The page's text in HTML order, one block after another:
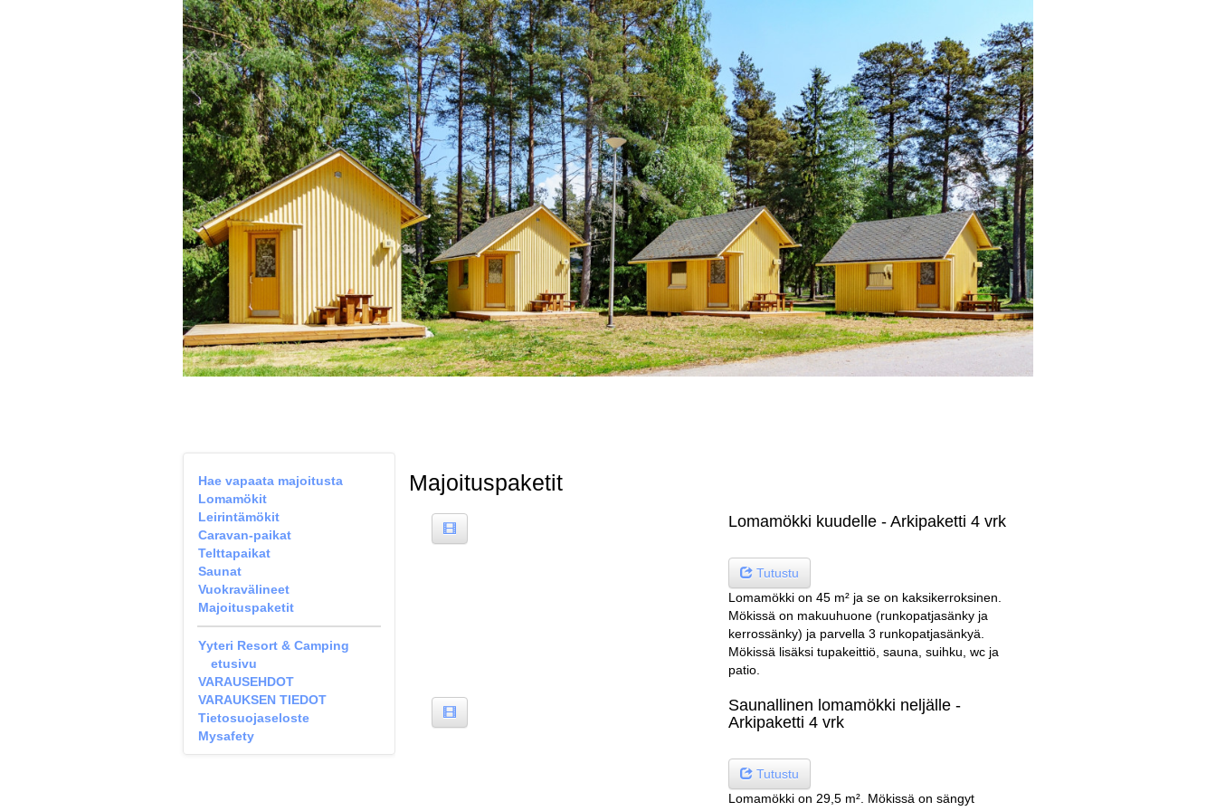
Hae vapaata majoitusta
Lomamökit
Leirintämökit
Caravan-paikat
Telttapaikat
Saunat
Vuokravälineet
Majoituspaketit
Yyteri Resort & Camping
etusivu
VARAUSEHDOT
VARAUKSEN TIEDOT
Tietosuojaseloste
Mysafety
Majoituspaketit
Lomamökki kuudelle - Arkipaketti 4 vrk
Tutustu
Lomamökki on 45 m² ja se on kaksikerroksinen.
Mökissä on makuuhuone (runkopatjasänky ja
kerrossänky) ja parvella 3 runkopatjasänkyä.
Mökissä lisäksi tupakeittiö, sauna, suihku, wc ja
patio.
Saunallinen lomamökki neljälle -
Arkipaketti 4 vrk
Tutustu
Lomamökki on 29,5 m². Mökissä on sängyt